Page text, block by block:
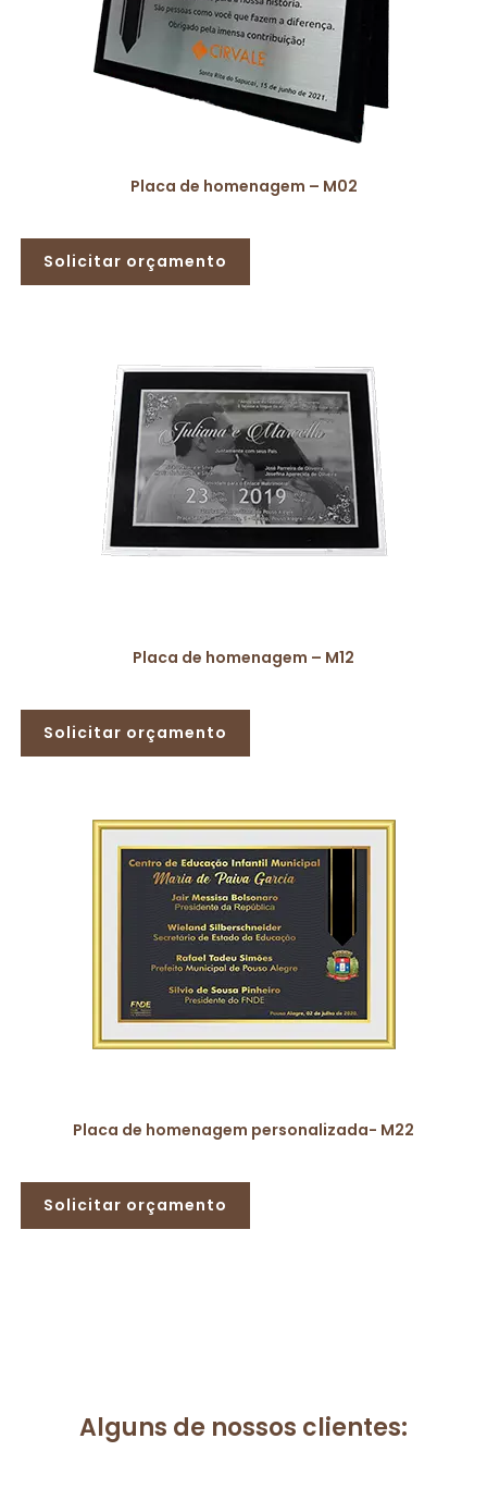
Placa de homenagem – M02
Solicitar orçamento
Placa de homenagem – M12
Solicitar orçamento
Placa de homenagem personalizada- M22
Solicitar orçamento
Alguns de nossos clientes: